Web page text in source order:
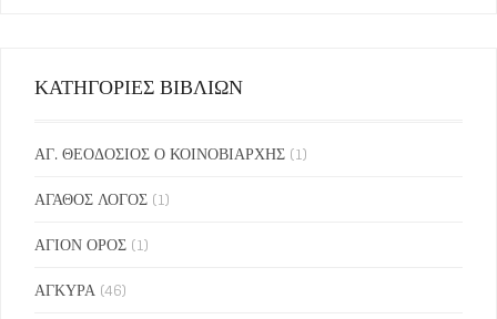
ΚΑΤΗΓΟΡΙΕΣ ΒΙΒΛΙΩΝ
ΑΓ. ΘΕΟΔΟΣΙΟΣ Ο ΚΟΙΝΟΒΙΑΡΧΗΣ (1)
ΑΓΑΘΟΣ ΛΟΓΟΣ (1)
ΑΓΙΟΝ ΟΡΟΣ (1)
ΑΓΚΥΡΑ (46)